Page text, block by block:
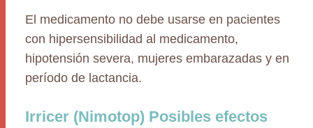
El medicamento no debe usarse en pacientes
con hipersensibilidad al medicamento,
hipotensión severa, mujeres embarazadas y en
período de lactancia.
Irricer (Nimotop) Posibles efectos